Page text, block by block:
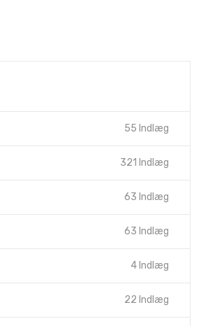
55 Indlæg
321 Indlæg
63 Indlæg
63 Indlæg
4 Indlæg
22 Indlæg